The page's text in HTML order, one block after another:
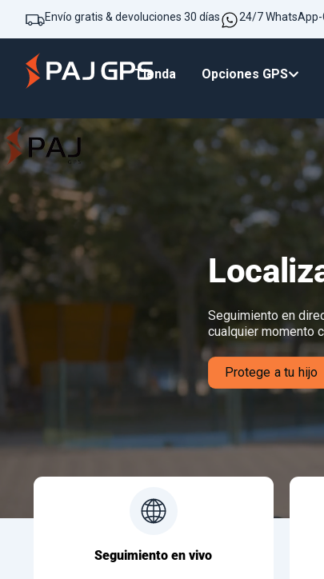
Envío gratis & devoluciones 30 días 24/7
Tienda Opciones GPS
Seguimiento en
cualquier momento
Protege a tu hijo
Seguimiento en vivo